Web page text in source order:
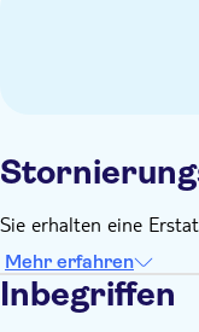
Sie erhalten eine
Mehr erfahren
Inbegriffen